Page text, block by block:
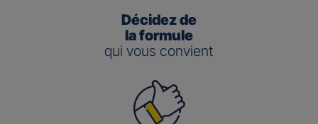
Décidez de
la formule
qui vous convient